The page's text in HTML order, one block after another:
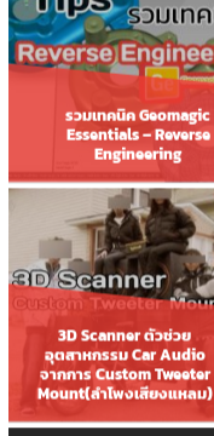
รวมเทคนิค Geomagic
Essentials – Reverse
Engineering
3D Scanner ตัวช่วย
อุตสาหกรรม Car Audio
จากการ Custom Tweeter
Mount(ลำโพงเสียงแหลม)